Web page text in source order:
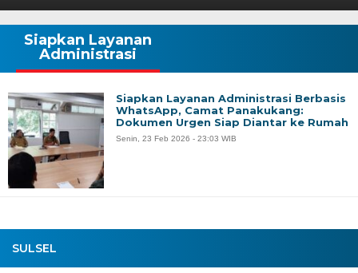
SULSEL
Siapkan Layanan
Administrasi
Siapkan Layanan Administrasi Berbasis
WhatsApp, Camat Panakukang:
Dokumen Urgen Siap Diantar ke Rumah
Senin, 23 Feb 2026 - 23:03 WIB